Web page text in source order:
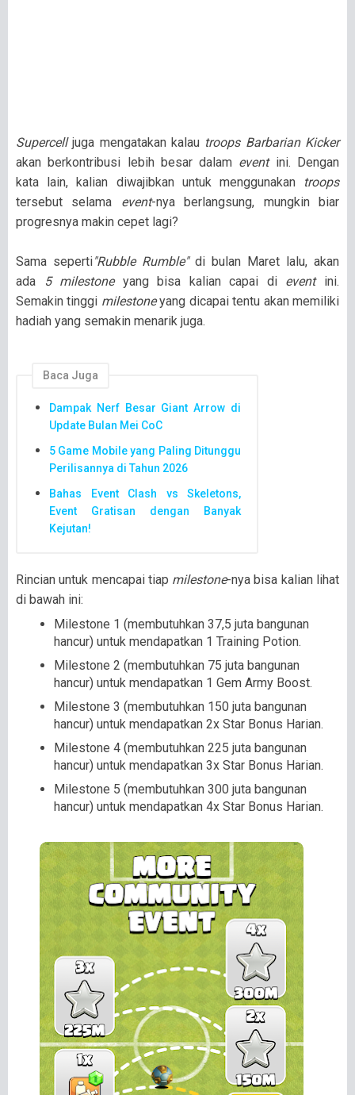
Supercelljuga mengatakan kalau troops Barbarian Kicker
akan berkontribusi lebih besar dalam event ini. Dengan
kata lain, kalian diwajibkan untuk menggunakan
troops
tersebut selama event-nya berlangsung, mungkin biar
progresnya makin cepet lagi?
Sama seperti"Rubble Rumble"di bulan Maret lalu, akan
ada
5 milestoneyang bisa kalian capai di eventini.
Semakin tinggi milestoneyang dicapai tentu akan memiliki
hadiah yang semakin menarik juga.
Baca Juga
Dampak Nerf Besar Giant Arrow di
Update Bulan Mei CoC
5 Game Mobile yang Paling Ditunggu
Perilisannya di Tahun 2026
Bahas Event Clash vs Skeletons,
Event Gratisan dengan Banyak
Kejutan!
Rincian untuk mencapai tiap milestone-nya bisa kalian lihat
di bawah ini:
Milestone 1 (membutuhkan 37,5 juta bangunan
hancur) untuk mendapatkan 1 Training Potion.
Milestone 2 (membutuhkan 75 juta bangunan
hancur) untuk mendapatkan 1 Gem Army Boost.
Milestone 3 (membutuhkan 150 juta bangunan
hancur) untuk mendapatkan 2x Star Bonus Harian.
Milestone 4 (membutuhkan 225 juta bangunan
hancur) untuk mendapatkan 3x Star Bonus Harian.
Milestone 5 (membutuhkan 300 juta bangunan
hancur) untuk mendapatkan 4x Star Bonus Harian.